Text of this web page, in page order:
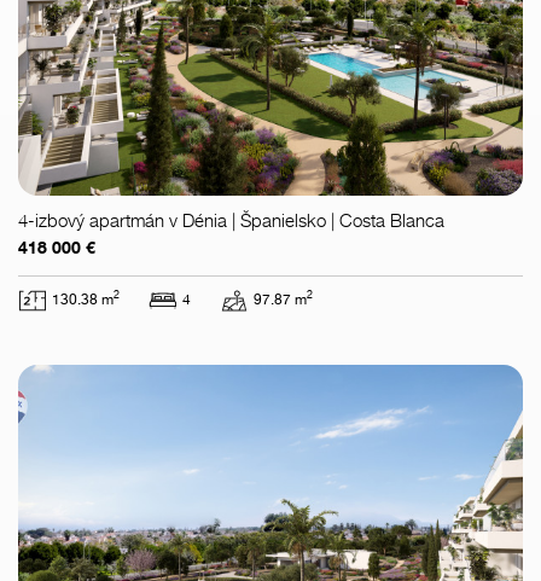
4-izbový apartmán v Dénia | Španielsko | Costa Blanca
418 000 €
130.38 m2 4 97.87 m2